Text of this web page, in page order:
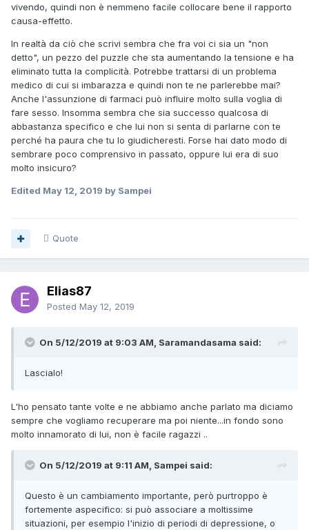
vivendo, quindi non è nemmeno facile collocare bene il rapporto
causa-effetto.
In realtà da ciò che scrivi sembra che fra voi ci sia un "non
detto", un pezzo del puzzle che sta aumentando la tensione e ha
eliminato tutta la complicità. Potrebbe trattarsi di un problema
medico di cui si imbarazza e quindi non te ne parlerebbe mai?
Anche l'assunzione di farmaci può influire molto sulla voglia di
fare sesso. Insomma sembra che sia successo qualcosa di
abbastanza specifico e che lui non si senta di parlarne con te
perché ha paura che tu lo giudicheresti. Forse hai dato modo di
sembrare poco comprensivo in passato, oppure lui era di suo
molto insicuro?
Edited May 12, 2019 by Sampei
Quote
Elias87
Posted May 12, 2019
On 5/12/2019 at 9:03 AM, Saramandasama said:
Lascialo!
L'ho pensato tante volte e ne abbiamo anche parlato ma diciamo
sempre che vogliamo recuperare ma poi niente...in fondo sono
molto innamorato di lui, non è facile ragazzi ..
On 5/12/2019 at 9:11 AM, Sampei said:
Questo è un cambiamento importante, però purtroppo è
fortemente aspecifico: si può associare a moltissime
situazioni, per esempio l'inizio di periodi di depressione, o